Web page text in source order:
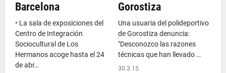
Barcelona
• La sala de exposiciones del
Centro de Integración
Sociocultural de Los
Hermanos acoge hasta el 24
de abr…
Gorostiza
Una usuaria del polideportivo
de Gorostiza denuncia:
"Desconozco las razones
técnicas que han llevado …
30.3.15